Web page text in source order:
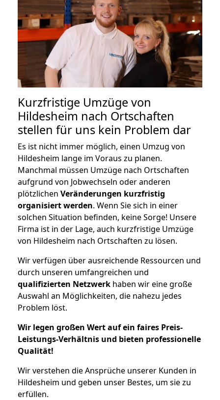
Kurzfristige Umzüge von
Hildesheim nach Ortschaften
stellen für uns kein Problem dar
Es ist nicht immer möglich, einen Umzug von
Hildesheim lange im Voraus zu planen.
Manchmal müssen Umzüge nach Ortschaften
aufgrund von Jobwechseln oder anderen
plötzlichen Veränderungen kurzfristig
organisiert werden. Wenn Sie sich in einer
solchen Situation befinden, keine Sorge! Unsere
Firma ist in der Lage, auch kurzfristige Umzüge
von Hildesheim nach Ortschaften zu lösen.
Wir verfügen über ausreichende Ressourcen und
durch unseren umfangreichen und
qualifizierten Netzwerk haben wir eine große
Auswahl an Möglichkeiten, die nahezu jedes
Problem löst.
Wir legen großen Wert auf ein faires Preis-
Leistungs-Verhältnis und bieten professionelle
Qualität!
Wir verstehen die Ansprüche unserer Kunden in
Hildesheim und geben unser Bestes, um sie zu
erfüllen.